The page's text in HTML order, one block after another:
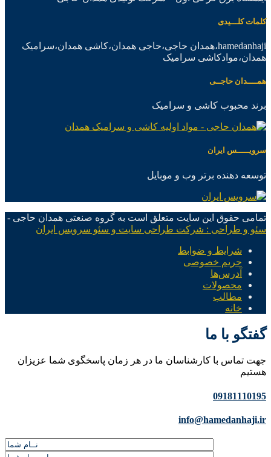
کلمات کلـــیدی
hamedanhaji،همدان حاجی،حاجی همدان،کاشی همدان،سرامیک
همدان،موادکاشی سرامیک
همــــدان حاجــی
برند محبوب کاشی و سرامیک
سرویـــــس ایران
توسعه دهنده برتر وب و موبایل
تمامی حقوق این سایت متعلق است به گروه صنعتی همدان حاجی -
سئو و طراحی : شرکت طراحی سایت و سئو سرویس ایران
شرایط و ضوابط
حریم خصوصی
آدرس‌ها
محصولات
مطالب
خانه
گفتگو با ما
جهت تماس با کارشناسان ما در هر زمان پاسخگوی شما عزیزان
هستیم
09181110195
info@hamedanhaji.ir